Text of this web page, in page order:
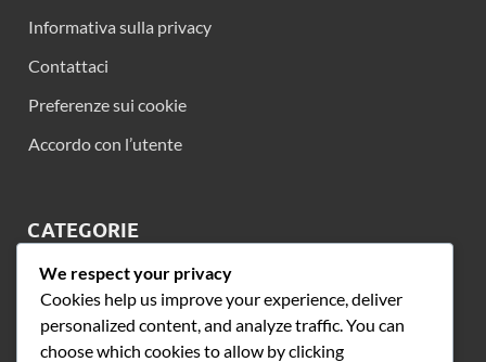
Informativa sulla privacy
Contattaci
Preferenze sui cookie
Accordo con l’utente
CATEGORIE
Confronto dei Sintomi tra Allergie Stagionali e
Raffreddore
Consigli per la prevenzione delle allergie stagionali e dei
We respect your privacy
Cookies help us improve your experience, deliver
personalized content, and analyze traffic. You can
choose which cookies to allow by clicking